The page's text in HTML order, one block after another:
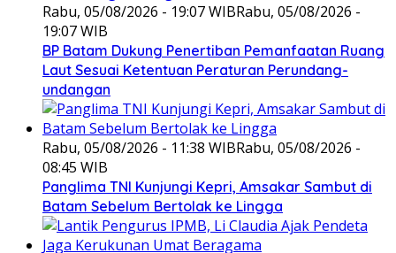
Rabu, 05/08/2026 - 19:07 WIBRabu, 05/08/2026 -
19:07 WIB
BP Batam Dukung Penertiban Pemanfaatan Ruang
Laut Sesuai Ketentuan Peraturan Perundang-
undangan
Rabu, 05/08/2026 - 11:38 WIBRabu, 05/08/2026 -
08:45 WIB
Panglima TNI Kunjungi Kepri, Amsakar Sambut di
Batam Sebelum Bertolak ke Lingga